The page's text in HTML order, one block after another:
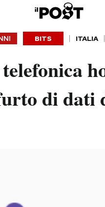
BITS ITALIA
di dati